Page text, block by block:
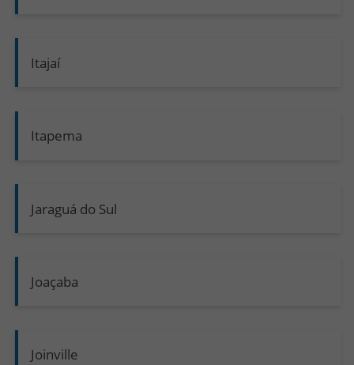
Itajaí
Itapema
Jaraguá do Sul
Joaçaba
Joinville